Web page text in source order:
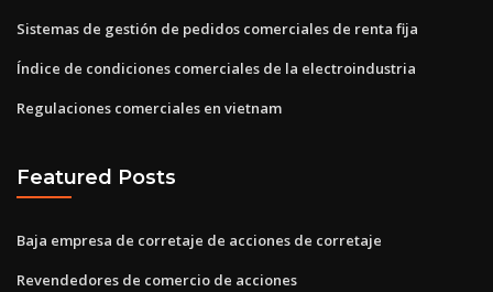
Sistemas de gestión de pedidos comerciales de renta fija
Índice de condiciones comerciales de la electroindustria
Regulaciones comerciales en vietnam
Featured Posts
Baja empresa de corretaje de acciones de corretaje
Revendedores de comercio de acciones